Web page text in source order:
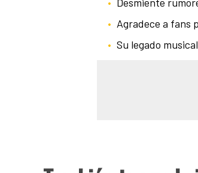
Agradece a fans
Su legado